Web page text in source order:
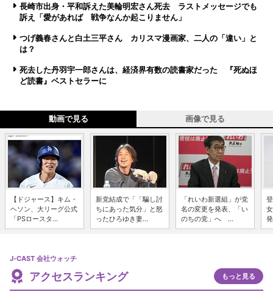
長崎市出身・平和訴えた美輪明宏さん死去 ラストメッセージでも
訴え「愛があれば 戦争なんか起こりません」
つげ義春さんと白土三平さん カリスマ漫画家、二人の「違い」と
は？
死去した丹羽宇一郎さんは、経済界有数の読書家だった 『死ぬほ
ど読書』ベストセラーに
動画で見る 画像で見る
【ドジャース】キム・
ヘソン、大リーグ公式
「PSロースタ...
新党結成で「「騙し討
ちにあった気分」と怒
ったひろゆき妻...
「れいわ新選組」が党
名の変更を発表、「い
のちの党」へ ...
J-CAST 会社ウォッチ
アクセスランキング もっと見る